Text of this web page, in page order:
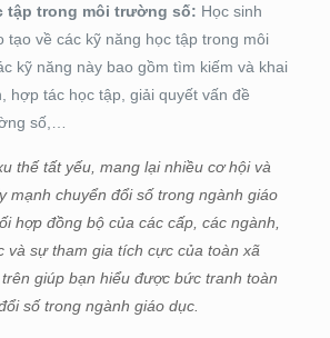
tập trong môi trường số: Học sinh
tạo về các kỹ năng học tập trong môi
kỹ năng này bao gồm tìm kiếm và khai
hợp tác học tập, giải quyết vấn đề
số,…
thế tất yếu, mang lại nhiều cơ hội và
mạnh chuyển đổi số trong ngành giáo
hợp đồng bộ của các cấp, các ngành,
và sự tham gia tích cực của toàn xã
giúp bạn hiểu được bức tranh toàn
số trong ngành giáo dục.